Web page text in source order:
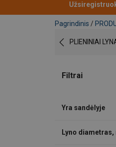
Pagrindinis /
PLIENINIAI
Filtrai
Yra sandėlyje
Lyno diametras,